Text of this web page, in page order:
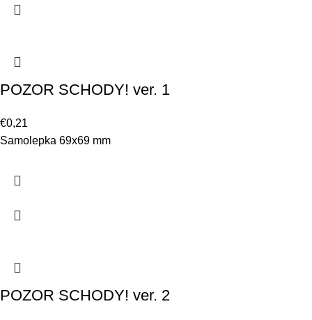
POZOR SCHODY! ver. 1
€0,21
Samolepka 69x69 mm
POZOR SCHODY! ver. 2